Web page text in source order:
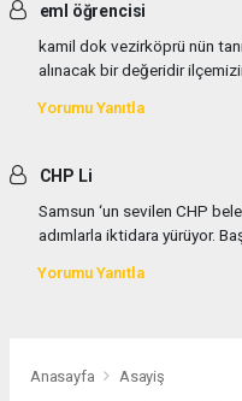
eml öğrencisi
kamil dok vezirköprü nün
alınacak bir değeridir
Yorumu Yanıtla
CHP Li
Samsun ‘un sevilen CHP
adımlarla iktidara yürüyor.
Yorumu Yanıtla
Anasayfa Asayiş